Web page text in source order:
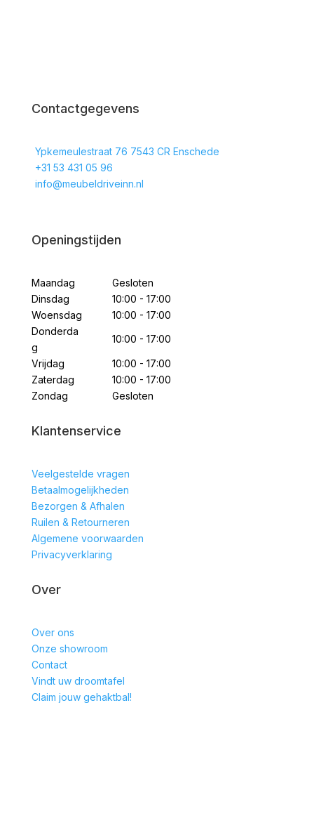
Contactgegevens
Ypkemeulestraat 76 7543 CR Enschede
+31 53 431 05 96
info@meubeldriveinn.nl
Openingstijden
Maandag
Gesloten
Dinsdag
10:00 - 17:00
Woensdag
10:00 - 17:00
Donderda
g
10:00 - 17:00
Vrijdag
10:00 - 17:00
Zaterdag
10:00 - 17:00
Zondag
Gesloten
Klantenservice
Veelgestelde vragen
Betaalmogelijkheden
Bezorgen & Afhalen
Ruilen & Retourneren
Algemene voorwaarden
Privacyverklaring
Over
Over ons
Onze showroom
Contact
Vindt uw droomtafel
Claim jouw gehaktbal!